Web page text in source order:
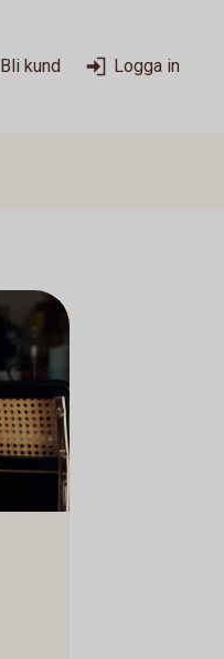
Bli kund Logga in